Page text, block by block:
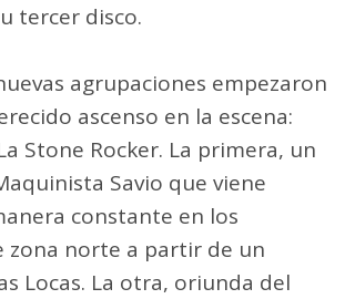
tercer disco.
agrupaciones empezaron
ascenso en la escena:
Stone Rocker. La primera, un
Savio que viene
constante en los
zona norte a partir de un
Locas. La otra, oriunda del